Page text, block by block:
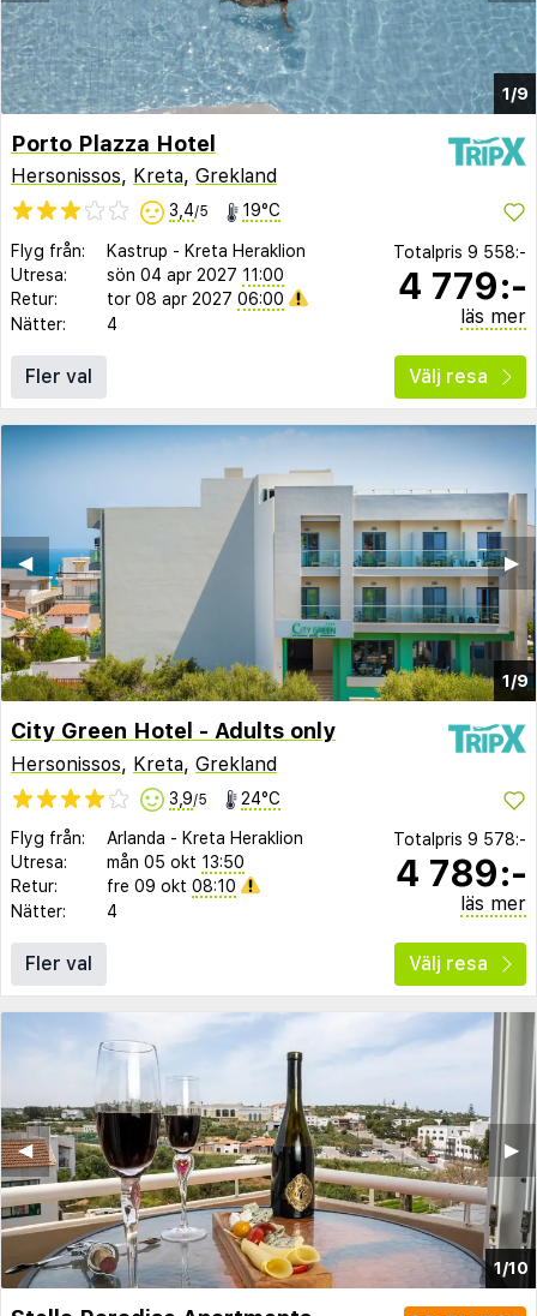
1/9
Porto Plazza Hotel
Hersonissos, Kreta, Grekland
3,4/5 19°C
Flyg från: Kastrup - Kreta Heraklion
Utresa:
sön 04 apr 2027 11:00
Retur:
tor 08 apr 2027 06:00
Nätter:
4
Totalpris 9 558:-
4 779:-
läs mer
Fler val Välj resa
1/9
▶︎
◀︎
City Green Hotel - Adults only
Hersonissos, Kreta, Grekland
3,9/5 24°C
Flyg från: Arlanda - Kreta Heraklion
Utresa:
mån 05 okt 13:50
Retur:
fre 09 okt 08:10
Nätter:
4
Totalpris 9 578:-
4 789:-
läs mer
Fler val Välj resa
1/10
▶︎
◀︎